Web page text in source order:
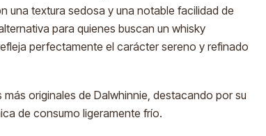
una textura sedosa y una notable facilidad de
para quienes buscan un whisky
perfectamente el carácter sereno y refinado
originales de Dalwhinnie, destacando por su
de consumo ligeramente frío.